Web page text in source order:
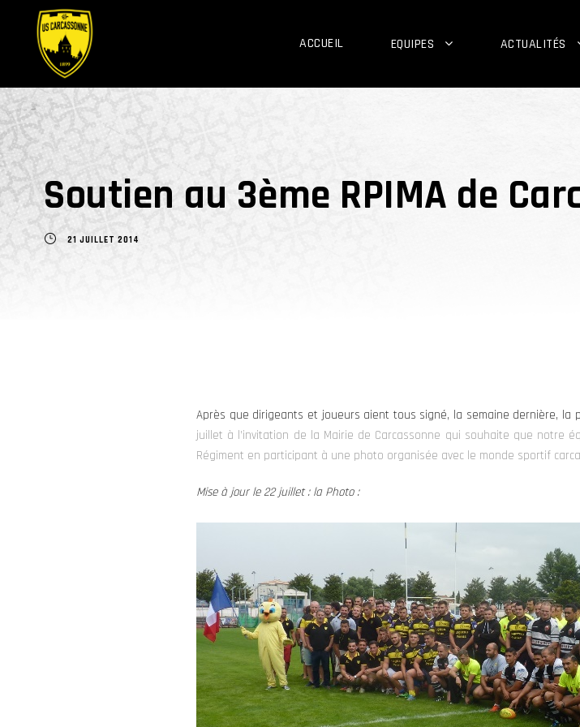
ACCUEIL EQUIPES ACTUALITÉS
Soutien au 3ème RPIMA de
21 JUILLET 2014
Après que dirigeants et joueurs aient tous signé, la semaine dernière, la
juillet à l’invitation de la Mairie de Carcassonne qui souhaite que notre
Régiment en participant à une photo organisée avec le monde sportif
Mise à jour le 22 juillet : la Photo :